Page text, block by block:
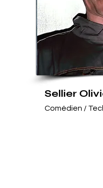
Sellier
Comédien /